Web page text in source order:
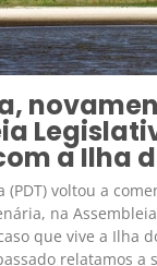
a Ilha
(PDT) voltou a
na
que vive a Ilha
relatamos a